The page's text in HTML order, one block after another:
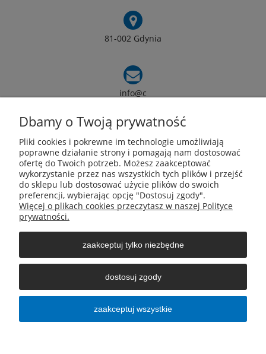
81-002 Gdynia
info@c
Pomoc
Moje konto
Płatności i dostawa
Informacje
O nas
Dbamy o Twoją prywatność
Pliki cookies i pokrewne im technologie umożliwiają
poprawne działanie strony i pomagają nam dostosować
ofertę do Twoich potrzeb. Możesz zaakceptować
wykorzystanie przez nas wszystkich tych plików i przejść
do sklepu lub dostosować użycie plików do swoich
preferencji, wybierając opcję "Dostosuj zgody".
Więcej o plikach cookies przeczytasz w naszej Polityce
prywatności.
zaakceptuj tylko niezbędne
dostosuj zgody
zaakceptuj wszystkie